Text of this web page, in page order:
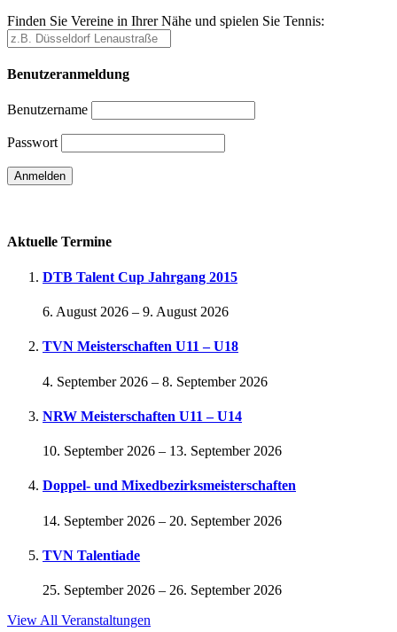
Finden Sie Vereine in Ihrer Nähe und spielen Sie Tennis:
Benutzeranmeldung
Benutzername
Passwort
Aktuelle Termine
DTB Talent Cup Jahrgang 2015
6. August 2026 – 9. August 2026
TVN Meisterschaften U11 – U18
4. September 2026 – 8. September 2026
NRW Meisterschaften U11 – U14
10. September 2026 – 13. September 2026
Doppel- und Mixedbezirksmeisterschaften
14. September 2026 – 20. September 2026
TVN Talentiade
25. September 2026 – 26. September 2026
View All Veranstaltungen